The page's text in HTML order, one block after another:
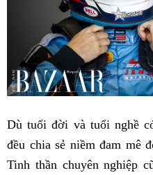
Dù tuổi đời và tuổi nghề
đều chia sẻ niềm đam mê
Tinh thần chuyên nghiệp